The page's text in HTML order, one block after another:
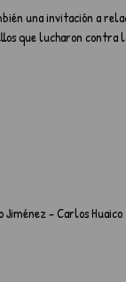
una invitación a
que lucharon
- Carlos Huaico